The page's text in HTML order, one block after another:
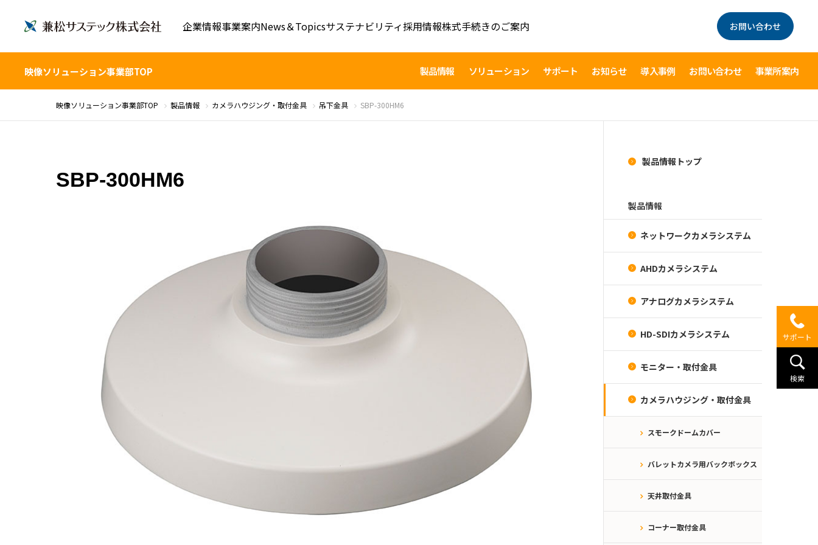
企業情報事業案内News＆Topicsサステナビリティ採用情報株式手続きのご案内 お問い合わせ
映像ソリューション事業部TOP 製品情報 ソリューション サポート お知らせ 導入事例 お問い合わせ 事業所案内
映像ソリューション事業部TOP 製品情報 カメラハウジング・取付金具 吊下金具 SBP-300HM6
SBP-300HM6
製品情報トップ
製品情報
ネットワークカメラシステム
AHDカメラシステム
アナログカメラシステム
HD-SDIカメラシステム
モニター・取付金具
カメラハウジング・取付金具
スモークドームカバー
バレットカメラ用バックボックス
天井取付金具
コーナー取付金具
サポート
検索